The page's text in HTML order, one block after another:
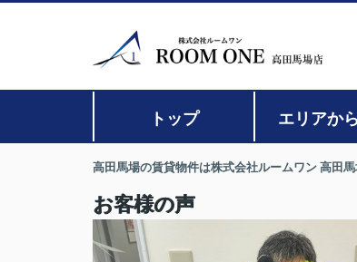
トップ エリアか
高田馬場の賃貸物件は株式会社ルームワン 高田
お客様の声